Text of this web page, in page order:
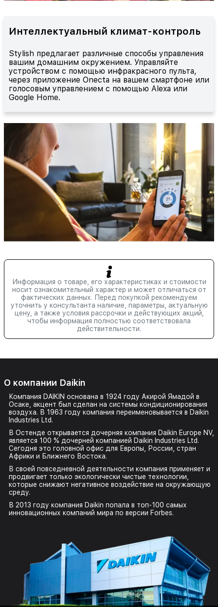
Интеллектуальный климат-контроль
Stylish предлагает различные способы управления
вашим домашним окружением. Управляйте
устройством с помощью инфракрасного пульта,
через приложение Onecta на вашем смартфоне или
голосовым управлением с помощью Alexa или
Google Home.
Информация о товаре, его характеристиках и стоимости
носит ознакомительный характер и может отличаться от
фактических данных. Перед покупкой рекомендуем
уточнить у консультанта наличие, параметры, актуальную
цену, а также условия рассрочки и действующих акций,
чтобы информация полностью соответствовала
действительности.
О компании Daikin
Компания DAIKIN основана в 1924 году Акирой Ямадой в
Осаке, акцент был сделан на системы кондиционирования
воздуха. В 1963 году компания переименовывается в Daikin
Industries Ltd.
В Остенде открывается дочерняя компания Daikin Europe NV,
является 100 % дочерней компанией Daikin Industries Ltd.
Сегодня это головной офис для Европы, России, стран
Африки и Ближнего Востока.
В своей повседневной деятельности компания применяет и
продвигает только экологически чистые технологии,
которые снижают негативное воздействие на окружающую
среду.
В 2013 году компания Daikin попала в топ-100 самых
инновационных компаний мира по версии Forbes.